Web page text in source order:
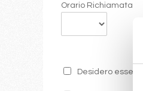
Orario Richiamata
Desidero